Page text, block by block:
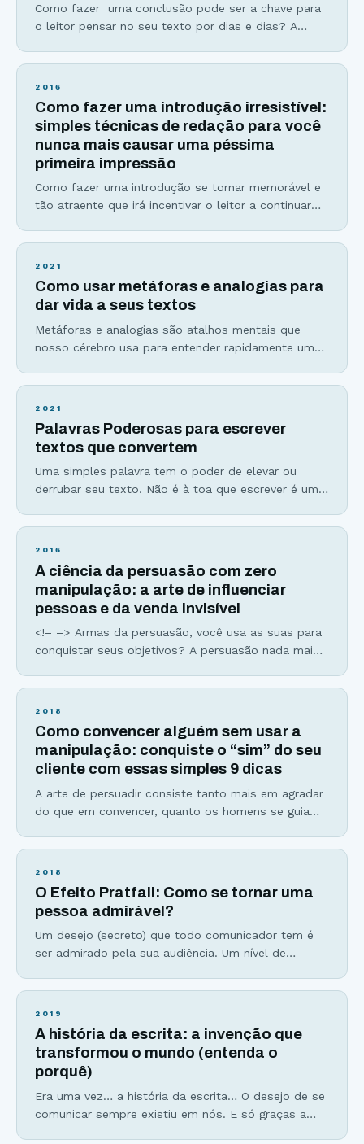
Como fazer uma conclusão pode ser a chave para
o leitor pensar no seu texto por dias e dias? A
filme, um livro ou até mesmo em um artigo é a
2016
Como fazer uma introdução irresistível:
simples técnicas de redação para você
nunca mais causar uma péssima
primeira impressão
Como fazer uma introdução se tornar memorável e
tão atraente que irá incentivar o leitor a continuar
comigo: Você nunca terá uma segunda chance de
páginas na internet. Ou seja… eles não lêem palavra
por palavra, mas apenas aquelas
2021
Como usar metáforas e analogias para
dar vida a seus textos
Metáforas e analogias são atalhos mentais que
nosso cérebro usa para entender rapidamente um
analogias grudam na nossa mente, tornando o
fácil compreensão. As metáforas são aplicações de
uma palavra por semelhança
2021
Palavras Poderosas para escrever
textos que convertem
Uma simples palavra tem o poder de elevar ou
derrubar seu texto. Não é à toa que escrever é uma
além da escolha entre palavras poderosas e
nós, décadas
2016
A ciência da persuasão com zero
manipulação: a arte de influenciar
pessoas e da venda invisível
<!– –> Armas da persuasão, você usa as suas para
conquistar seus objetivos? A persuasão nada mais
em utilizar recursos lógicos e racionais ou
você que a persuasão é somente
2018
Como convencer alguém sem usar a
manipulação: conquiste o “sim” do seu
cliente com essas simples 9 dicas
A arte de persuadir consiste tanto mais em agradar
do que em convencer, quanto os homens se guiam
convencer alguém sem usar manipulação. Aprender
manipulação são apenas sinônimos. Mas a minha
tarefa
2018
O Efeito Pratfall: Como se tornar uma
pessoa admirável?
Um desejo (secreto) que todo comunicador tem é
ser admirado pela sua audiência. Um nível de
explicar. Esse efeito que vou compartilhar hoje com
no Youtube)… … mas vamos manter o nome original.
2019
A história da escrita: a invenção que
transformou o mundo (entenda o
porquê)
Era uma vez… a história da escrita… O desejo de se
comunicar sempre existiu em nós. E só graças a